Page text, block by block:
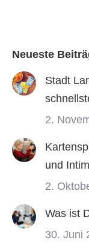
Neueste
Stadt
2.
und
2.
Was ist
30. Juni